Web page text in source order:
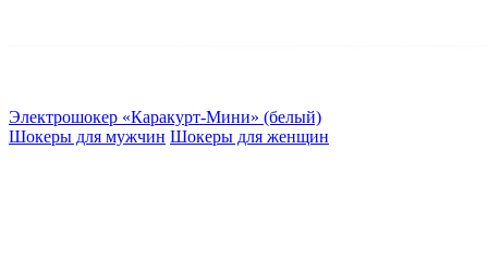
Электрошокер «Каракурт-Мини» (белый)
Шокеры для мужчин Шокеры для женщин